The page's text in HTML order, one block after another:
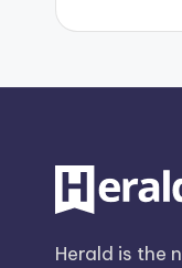
Herald is the